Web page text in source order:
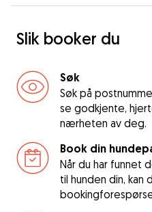
Slik booker du
Søk
Søk på
se godkjente,
nærheten av deg.
Book din
Når du har funnet
til hunden din, kan